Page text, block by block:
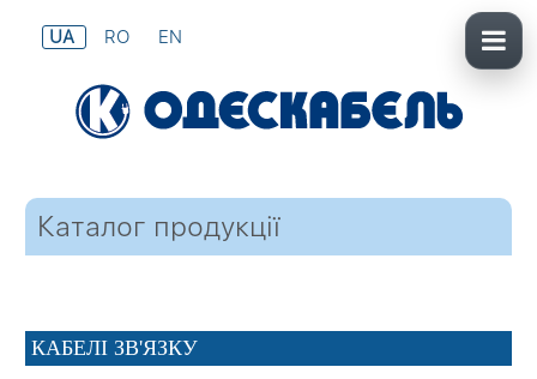
UA RO EN
Каталог продукції
КАБЕЛІ ЗВ'ЯЗКУ